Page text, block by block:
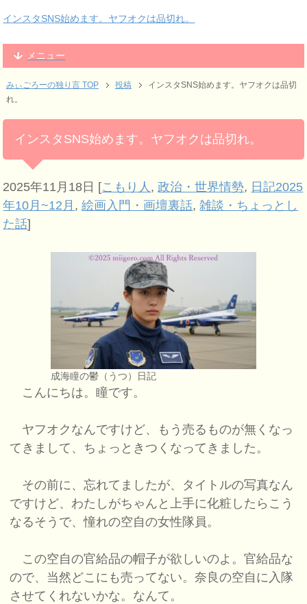
インスタSNS始めます。ヤフオクは品切れ。
メニュー
みぃごろーの独り言 TOP 投稿
インスタSNS始めます。ヤフオクは品切
れ。
インスタSNS始めます。ヤフオクは品切れ。
2025年11月18日 [こもり人 ,政治・世界情勢, 日記2025
年10月~12月 ,絵画入門・画壇裏話,雑談・ちょっとし
た話]
成海瞳の鬱（うつ）日記
こんにちは。瞳です。
ヤフオクなんですけど、もう売るものが無くなっ
てきまして、ちょっときつくなってきました。
その前に、忘れてましたが、タイトルの写真なん
ですけど、わたしがちゃんと上手に化粧したらこう
なるそうで、憧れの空自の女性隊員。
この空自の官給品の帽子が欲しいのよ。官給品な
ので、当然どこにも売ってない。奈良の空自に入隊
させてくれないかな。なんて。